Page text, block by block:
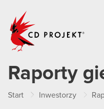
Raporty
Start Inwestorzy